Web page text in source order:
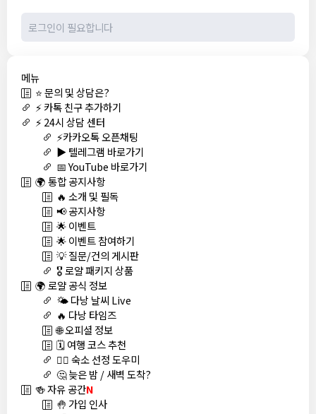
메뉴
⭐ 문의 및 상담은?
⚡ 카톡 친구 추가하기
⚡ 24시 상담 센터
⚡카카오톡 오픈채팅
▶️ 텔레그램 바로가기
📅 YouTube 바로가기
🌍 통합 공지사항
🔥 소개 및 필독
📢 공지사항
🌟 이벤트
🌟 이벤트 참여하기
💡 질문/건의 게시판
🎖️ 로얄 패키지 상품
🌍 로얄 공식 정보
🌤️ 다낭 날씨 Live
🔥 다낭 타임즈
🌐 오피셜 정보
🗓️ 여행 코스 추천
🏊‍♀️ 숙소 선정 도우미
🤔 늦은 밤 / 새벽 도착?
🍻 자유 공간N
🤚 가입 인사